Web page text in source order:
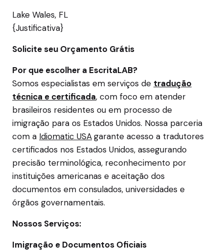
Lake Wales, FL
{Justificativa}
Solicite seu Orçamento Grátis
Por que escolher a EscritaLAB?
Somos especialistas em serviços de tradução
técnica e certificada, com foco em atender
brasileiros residentes ou em processo de
imigração para os Estados Unidos. Nossa parceria
com a Idiomatic USAgarante acesso a tradutores
certificados nos Estados Unidos, assegurando
precisão terminológica, reconhecimento por
instituições americanas e aceitação dos
documentos em consulados, universidades e
órgãos governamentais.
Nossos Serviços:
Imigração e Documentos Oficiais